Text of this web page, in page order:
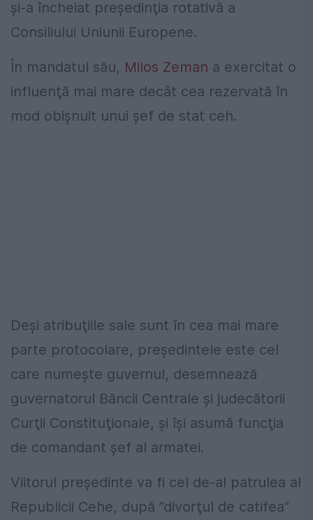
şi-a încheiat preşedinţia rotativă a
Consiliului Uniunii Europene.
În mandatul său, Milos Zeman a exercitat o
influenţă mai mare decât cea rezervată în
mod obişnuit unui şef de stat ceh.
Deşi atribuţiile sale sunt în cea mai mare
parte protocolare, preşedintele este cel
care numeşte guvernul, desemnează
guvernatorul Băncii Centrale şi judecătorii
Curţii Constituţionale, şi îşi asumă funcţia
de comandant şef al armatei.
Viitorul preşedinte va fi cel de-al patrulea al
Republicii Cehe, după ”divorţul de catifea”